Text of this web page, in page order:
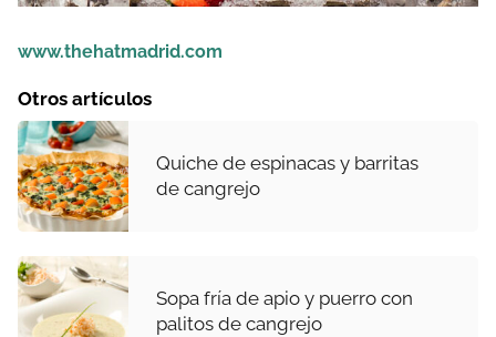
www.thehatmadrid.com
Otros artículos
Quiche de espinacas y barritas
de cangrejo
Sopa fría de apio y puerro con
palitos de cangrejo